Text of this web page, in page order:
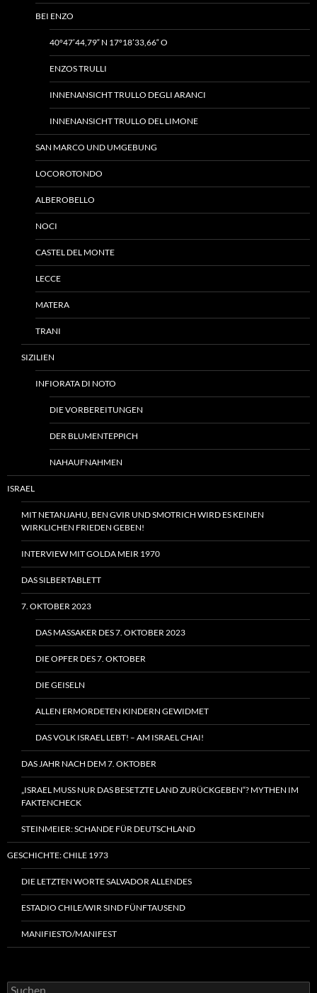
BEI ENZO
40°47’44,79“ N 17°18’33,66“ O
ENZOS TRULLI
INNENANSICHT TRULLO DEGLI ARANCI
INNENANSICHT TRULLO DEL LIMONE
SAN MARCO UND UMGEBUNG
LOCOROTONDO
ALBEROBELLO
NOCI
CASTEL DEL MONTE
LECCE
MATERA
TRANI
SIZILIEN
INFIORATA DI NOTO
DIE VORBEREITUNGEN
DER BLUMENTEPPICH
NAHAUFNAHMEN
ISRAEL
MIT NETANJAHU, BEN GVIR UND SMOTRICH WIRD ES KEINEN
WIRKLICHEN FRIEDEN GEBEN!
INTERVIEW MIT GOLDA MEIR 1970
DAS SILBERTABLETT
7. OKTOBER 2023
DAS MASSAKER DES 7. OKTOBER 2023
DIE OPFER DES 7. OKTOBER
DIE GEISELN
ALLEN ERMORDETEN KINDERN GEWIDMET
DAS VOLK ISRAEL LEBT! – AM ISRAEL CHAI!
DAS JAHR NACH DEM 7. OKTOBER
„ISRAEL MUSS NUR DAS BESETZTE LAND ZURÜCKGEBEN“? MYTHEN IM
FAKTENCHECK
STEINMEIER: SCHANDE FÜR DEUTSCHLAND
GESCHICHTE: CHILE 1973
DIE LETZTEN WORTE SALVADOR ALLENDES
ESTADIO CHILE/WIR SIND FÜNFTAUSEND
MANIFIESTO/MANIFEST
Suchen